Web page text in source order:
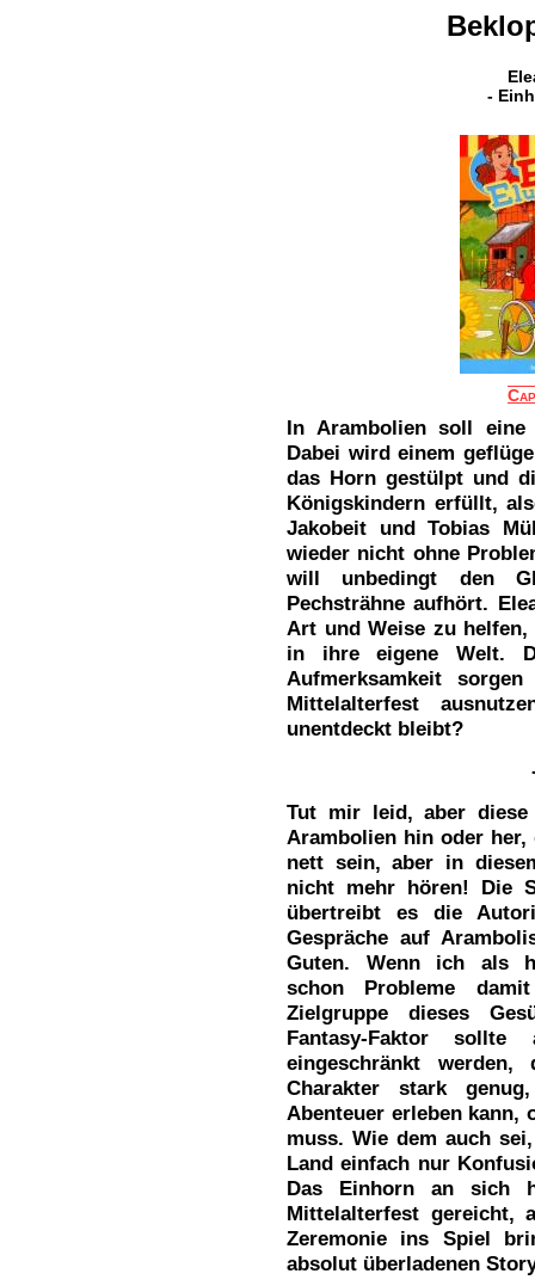
-
In Arambolien soll eine
Dabei wird einem
das Horn gestülpt und
Königskindern erfüllt,
Jakobeit und Tobias
wieder nicht ohne
will unbedingt den
Pechsträhne aufhört.
Art und Weise zu
in ihre eigene Welt.
Aufmerksamkeit
Mittelalterfest
unentdeckt bleibt?
Tut mir leid, aber
Arambolien hin oder
nett sein, aber in
nicht mehr hören! Die
übertreibt es die
Gespräche auf
Guten. Wenn ich als
schon Probleme
Zielgruppe dieses
Fantasy-Faktor
eingeschränkt
Charakter stark
Abenteuer erleben kann,
muss. Wie dem auch
Land einfach nur
Das Einhorn an sich
Mittelalterfest gereicht,
Zeremonie ins Spiel
absolut überladenen